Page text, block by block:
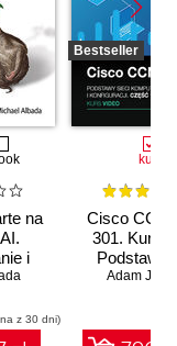
na
i
z 30 dni)
Bestseller
kurs
Cisco
301. Kurs
Podstawy
Adam